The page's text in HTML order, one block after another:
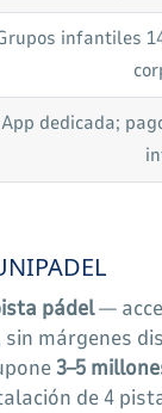
infantiles
App dedicada;
pádel—
sin márgenes
3–5
de 4